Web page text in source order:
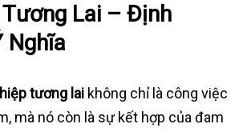
Lai – Định
Nghĩa
tương lai không chỉ là công việc
mà nó còn là sự kết hợp của đam